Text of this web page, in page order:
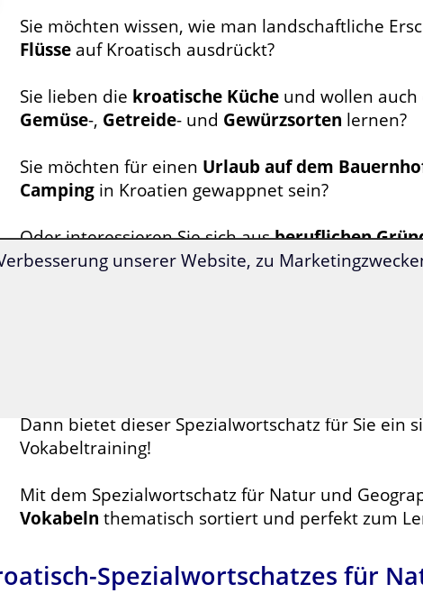
Sie möchten wissen, wie man landschaftliche
Flüsse auf Kroatisch ausdrückt?
Sie lieben die kroatische Küche und wollen
Gemüse-, Getreide- und Gewürzsorten lernen?
Sie möchten für einen Urlaub auf dem
Camping in Kroatien gewappnet sein?
Oder interessieren Sie sich ausberuflichen
Dann bietet dieser Spezialwortschatz für Sie ein
Vokabeltraining!
Mit dem Spezialwortschatz für Natur und
Vokabeln thematisch sortiert und perfekt zum
Spezialwortschatzes für
unserer Website, zu